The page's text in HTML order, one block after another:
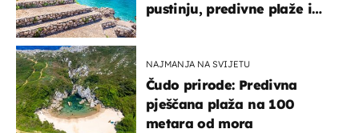
pustinju, predivne plaže i
NAJMANJA NA SVIJETU
Čudo prirode: Predivna
pješčana plaža na 100
metara od mora